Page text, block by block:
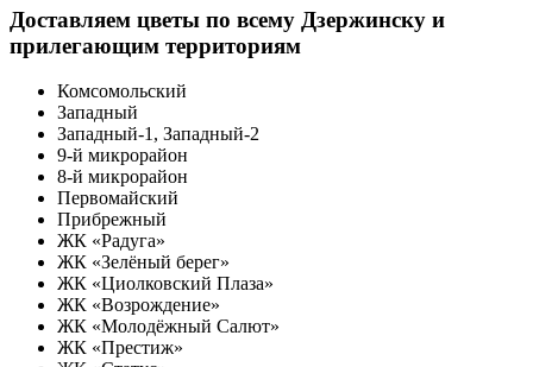
Доставляем цветы по всему Дзержинску и
прилегающим территориям
Комсомольский
Западный
Западный-1, Западный-2
9-й микрорайон
8-й микрорайон
Первомайский
Прибрежный
ЖК «Радуга»
ЖК «Зелёный берег»
ЖК «Циолковский Плаза»
ЖК «Возрождение»
ЖК «Молодёжный Салют»
ЖК «Престиж»